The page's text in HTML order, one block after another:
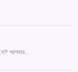
আপনার...